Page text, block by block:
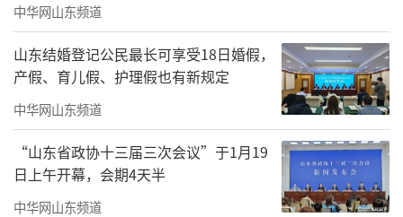
中华网山东频道
山东结婚登记公民最长可享受18日婚假，
产假、育儿假、护理假也有新规定
中华网山东频道
“山东省政协十三届三次会议”于1月19
日上午开幕，会期4天半
中华网山东频道